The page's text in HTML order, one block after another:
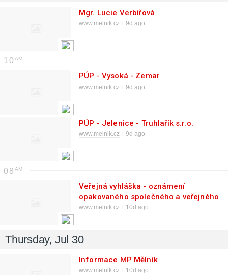
Mgr. Lucie Verbířová
www.melnik.cz 9d ago
10
PÚP - Vysoká - Zemar
www.melnik.cz 9d ago
PÚP - Jelenice - Truhlařík s.r.o.
www.melnik.cz 9d ago
08
Veřejná vyhláška - oznámení
opakovaného společného a veřejného
projednání upraveného návrhu změny
www.melnik.cz 10d ago
Thursday, Jul 30
Informace MP Mělník
www.melnik.cz 10d ago